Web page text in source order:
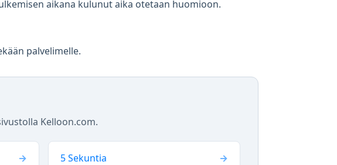
aikana kulunut aika otetaan huomioon.
palvelimelle.
Kelloon.com.
5 Sekuntia